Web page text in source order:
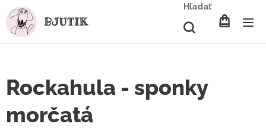
BJUTIK
Hľadať
Rockahula - sponky
morčatá